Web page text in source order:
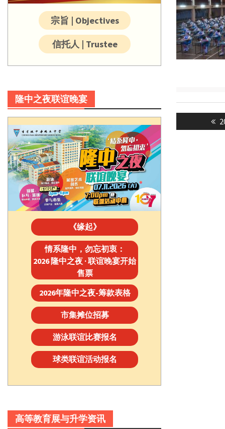
Post
宗旨 | Objectives
信托人 | Trustee
隆中之夜联谊晚宴
《缘起》
情系隆中，勿忘初衷：
2026 隆中之夜 · 联谊晚宴开始
售票
2026年隆中之夜-筹款表格
市集摊位招募
游泳联谊比赛报名
球类联谊活动报名
高等教育展与升学资讯